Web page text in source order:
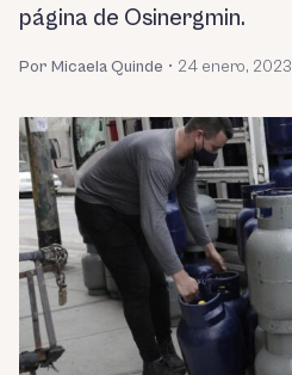
página de Osinergmin.
Por Micaela Quinde • 24 enero, 2023